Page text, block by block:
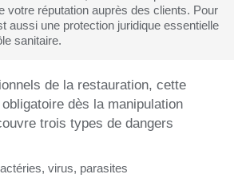
votre réputation auprès des clients. Pour
aussi une protection juridique essentielle
sanitaire.
de la restauration, cette
dès la manipulation
trois types de dangers
virus, parasites